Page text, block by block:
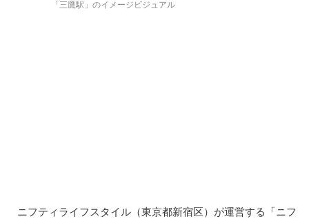
「三鷹駅」のイメージビジュアル
ニフティライフスタイル（東京都新宿区）が運営する「ニフ